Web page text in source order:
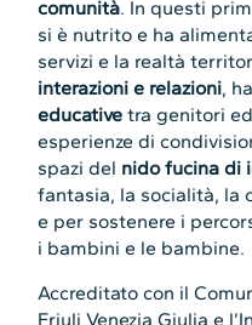
comunità. In questi
si è nutrito e ha
servizi e la realtà
interazioni e relazioni,
educative tra genitori
esperienze di
spazi del nido fucina di
fantasia, la socialità, la
e per sostenere i
i bambini e le bambine.
Accreditato con il
Friuli Venezia Giulia e